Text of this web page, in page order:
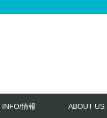
INFO/情報 ABOUT US